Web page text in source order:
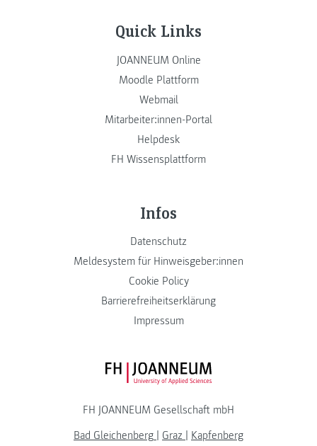
Quick Links
JOANNEUM Online
Moodle Plattform
Webmail
Mitarbeiter:innen-Portal
Helpdesk
FH Wissensplattform
Infos
Datenschutz
Meldesystem für Hinweisgeber:innen
Cookie Policy
Barrierefreiheitserklärung
Impressum
FH JOANNEUM Logo
FH JOANNEUM Gesellschaft mbH
Bad Gleichenberg | Graz | Kapfenberg